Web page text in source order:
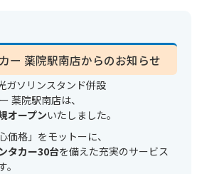
ー 薬院駅南店からのお知らせ
ソリンスタンド併設
薬院駅南店は、
オープンいたしました。
価格」をモットーに、
タカー30台を備えた充実のサービス